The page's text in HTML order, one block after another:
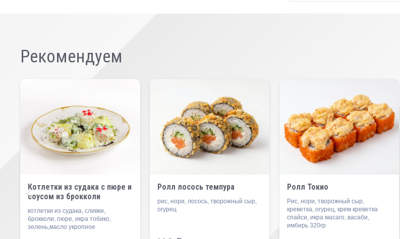
Рекомендуем
Котлетки из судака с пюре и
соусом из брокколи
котлетки из судака, сливки,
брокколи, пюре, икра тобико,
зелень,масло укропное
Ролл лосось темпура
рис, нори, лосось, творожный сыр,
огурец
Ролл Токио
Рис, нори, творожный сыр,
креветка, огурец, крем креветка
спайси, икра масаго, васаби,
имбирь 320гр